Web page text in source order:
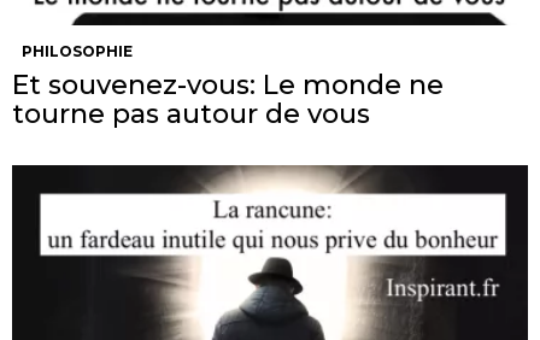
PHILOSOPHIE
Et souvenez-vous: Le monde ne
tourne pas autour de vous